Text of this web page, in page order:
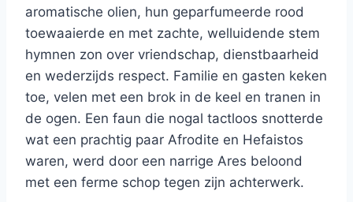
aromatische olien, hun geparfumeerde rood
toewaaierde en met zachte, welluidende stem
hymnen zon over vriendschap, dienstbaarheid
en wederzijds respect. Familie en gasten keken
toe, velen met een brok in de keel en tranen in
de ogen. Een faun die nogal tactloos snotterde
wat een prachtig paar Afrodite en Hefaistos
waren, werd door een narrige Ares beloond
met een ferme schop tegen zijn achterwerk.